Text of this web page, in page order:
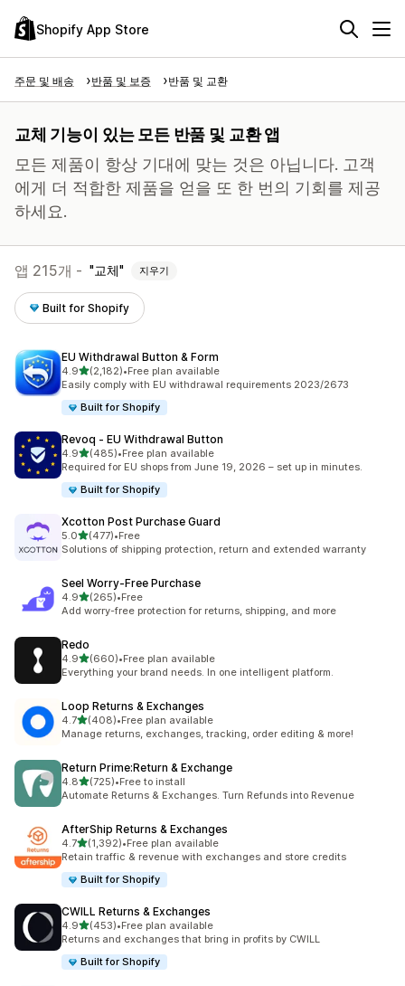
Shopify App Store
주문 및 배송 반품 및 보증 반품 및 교환
교체 기능이 있는 모든 반품 및 교환 앱
모든 제품이 항상 기대에 맞는 것은 아닙니다. 고객
에게 더 적합한 제품을 얻을 또 한 번의 기회를 제공
하세요.
앱 215개 - 교체 지우기
Built for Shopify
EU Withdrawal Button & Form
4.9별 5개 중
(2,182)
총 리뷰 2182개
•Free plan available
Easily comply with EU withdrawal requirements 2023/2673
Built for Shopify
Revoq ‑ EU Withdrawal Button
4.9별 5개 중
(485)
총 리뷰 485개
•Free plan available
Required for EU shops from June 19, 2026 – set up in minutes.
Built for Shopify
Xcotton Post Purchase Guard
5.0별 5개 중
(477)
총 리뷰 477개
•Free
Solutions of shipping protection, return and extended warranty
Seel Worry‑Free Purchase
4.9별 5개 중
(265)
총 리뷰 265개
•Free
Add worry-free protection for returns, shipping, and more
Redo
4.9별 5개 중
(660)
총 리뷰 660개
•Free plan available
Everything your brand needs. In one intelligent platform.
Loop Returns & Exchanges
4.7별 5개 중
(408)
총 리뷰 408개
•Free plan available
Manage returns, exchanges, tracking, order editing & more!
Return Prime:Return & Exchange
4.8별 5개 중
(725)
총 리뷰 725개
•Free to install
Automate Returns & Exchanges. Turn Refunds into Revenue
AfterShip Returns & Exchanges
4.7별 5개 중
(1,392)
총 리뷰 1392개
•Free plan available
Retain traffic & revenue with exchanges and store credits
Built for Shopify
CWILL Returns & Exchanges
4.9별 5개 중
(453)
총 리뷰 453개
•Free plan available
Returns and exchanges that bring in profits by CWILL
Built for Shopify